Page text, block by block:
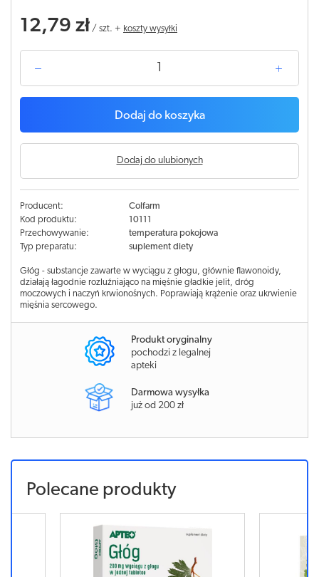
12,79 zł / szt. + koszty wysyłki
Dodaj do koszyka
Dodaj do ulubionych
Producent:
Colfarm
Kod produktu:
10111
Przechowywanie:
temperatura pokojowa
Typ preparatu:
suplement diety
Głóg - substancje zawarte w wyciągu z głogu, głównie flawonoidy,
działają łagodnie rozluźniająco na mięśnie gładkie jelit, dróg
moczowych i naczyń krwionośnych. Poprawiają krążenie oraz ukrwienie
mięśnia sercowego.
Produkt oryginalny
pochodzi z legalnej
apteki
Darmowa wysyłka
już od 200 zł
Polecane produkty